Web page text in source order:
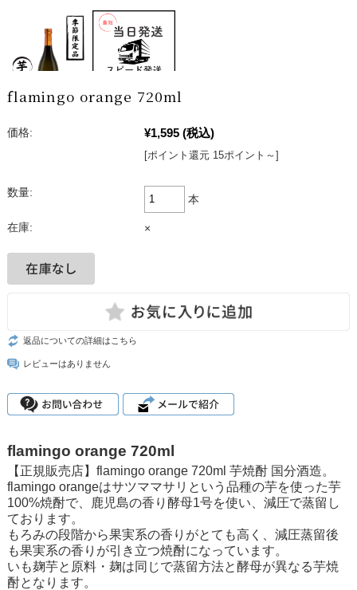
flamingo orange 720ml
価格: ¥1,595 (税込)
[ポイント還元 15ポイント～]
数量:
本
在庫: ×
返品についての詳細はこちら
レビューはありません
flamingo orange 720ml
【正規販売店】flamingo orange 720ml 芋焼酎 国分酒造。
flamingo orangeはサツママサリという品種の芋を使った芋
100%焼酎で、鹿児島の香り酵母1号を使い、減圧で蒸留し
ております。
もろみの段階から果実系の香りがとても高く、減圧蒸留後
も果実系の香りが引き立つ焼酎になっています。
いも麹芋と原料・麹は同じで蒸留方法と酵母が異なる芋焼
酎となります。